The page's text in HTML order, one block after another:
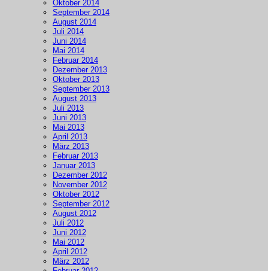
Oktober 2014
September 2014
August 2014
Juli 2014
Juni 2014
Mai 2014
Februar 2014
Dezember 2013
Oktober 2013
September 2013
August 2013
Juli 2013
Juni 2013
Mai 2013
April 2013
März 2013
Februar 2013
Januar 2013
Dezember 2012
November 2012
Oktober 2012
September 2012
August 2012
Juli 2012
Juni 2012
Mai 2012
April 2012
März 2012